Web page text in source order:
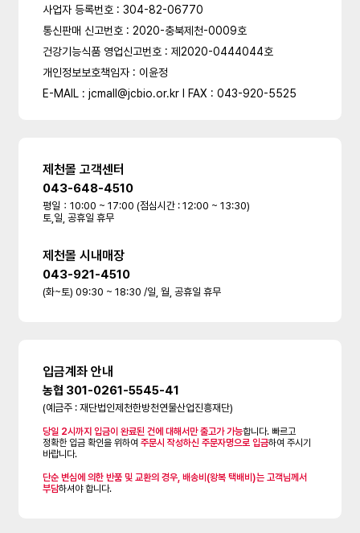
사업자 등록번호 : 304-82-06770
통신판매 신고번호 : 2020-충북제천-0009호
건강기능식품 영업신고번호 : 제2020-0444044호
개인정보보호책임자 : 이윤정
E-MAIL : jcmall@jcbio.or.kr l FAX : 043-920-5525
제천몰 고객센터
043-648-4510
평일：10:00 ~ 17:00 (점심시간 : 12:00 ~ 13:30)
토,일, 공휴일 휴무
제천몰 시내매장
043-921-4510
(화~토) 09:30 ~ 18:30 /일, 월, 공휴일 휴무
입금계좌 안내
농협 301-0261-5545-41
(예금주 : 재단법인제천한방천연물산업진흥재단)
당일 2시까지 입금이 완료된 건에 대해서만 출고가 가능합니다. 빠르고
정확한 입금 확인을 위하여주문시 작성하신 주문자명으로 입금하여 주시기
바랍니다.
단순 변심에 의한 반품 및 교환의 경우, 배송비(왕복 택배비)는 고객님께서
부담하셔야 합니다.